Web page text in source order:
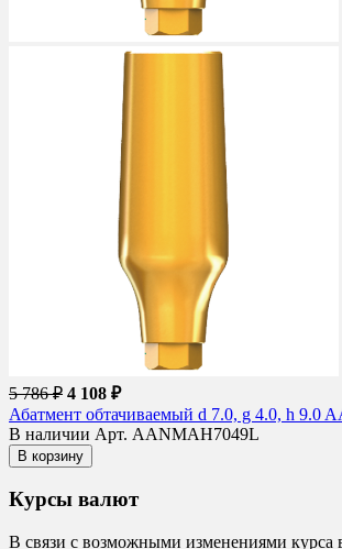
5 786 ₽ 4 108 ₽
Абатмент обтачиваемый d 7.0, g 4.0, h 9.0
В наличии Арт. AANMAH7049L
В корзину
Курсы валют
В связи с возможными изменениями курса